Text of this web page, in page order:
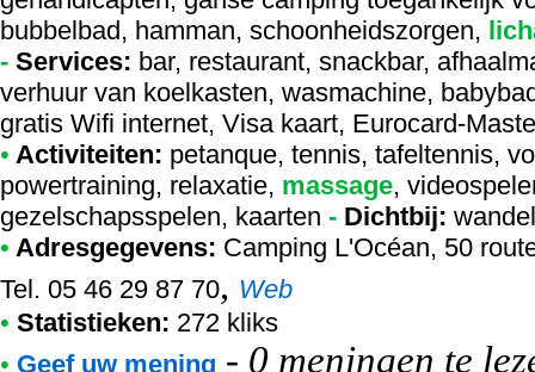
bubbelbad, hamman, schoonheidszorgen,
- Services: bar, restaurant, snackbar,
verhuur van koelkasten, wasmachine,
gratis Wifi internet, Visa kaart, Eurocard-
• Activiteiten: petanque, tennis, tafeltennis,
powertraining, relaxatie, massage,
gezelschapsspelen, kaarten - Dichtbij:
• Adresgegevens: Camping L'Océan, 50
Tel. 05 46 29 87 70, Web
• Statistieken: 272 kliks
• Geef uw mening - 0 meningen te